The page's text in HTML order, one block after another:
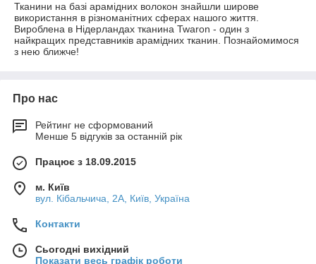
Тканини на базі арамідних волокон знайшли широве
використання в різноманітних сферах нашого життя.
Вироблена в Нідерландах тканина Twaron - один з
найкращих представників арамідних тканин. Познайомимося
з нею ближче!
Про нас
Рейтинг не сформований
Менше 5 відгуків за останній рік
Працює з 18.09.2015
м. Київ
вул. Кібальчича, 2А, Київ, Україна
Контакти
Сьогодні вихідний
Показати весь графік роботи